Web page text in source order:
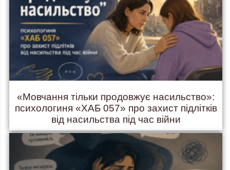
«Мовчання тільки продовжує насильство»:
психологиня «ХАБ 057» про захист підлітків
від насильства під час війни